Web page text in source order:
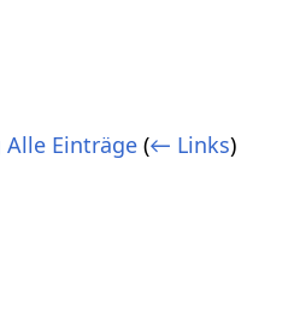
Einträge (← Links)